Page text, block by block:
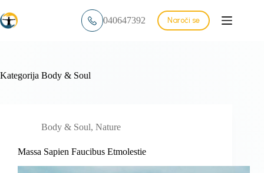
to
content
040647392 Naroči se
Kategorija Body & Soul
Body & Soul, Nature
Massa Sapien Faucibus Etmolestie